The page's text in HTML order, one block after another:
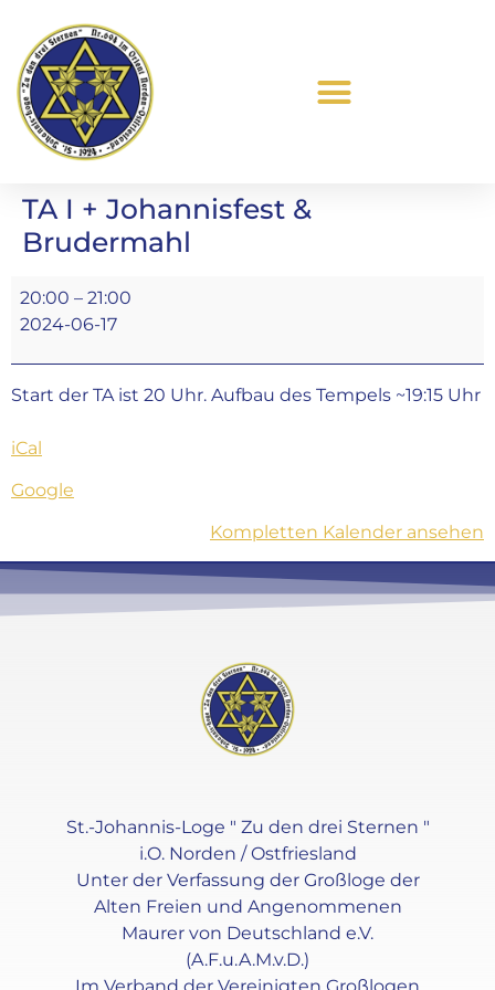
TA I + Johannisfest &
Brudermahl
20:00 – 21:00
2024-06-17
Start der TA ist 20 Uhr. Aufbau des Tempels ~19:15 Uhr
iCal
Google
Kompletten Kalender ansehen
St.-Johannis-Loge " Zu den drei Sternen "
i.O. Norden / Ostfriesland
Unter der Verfassung der Großloge der
Alten Freien und Angenommenen
Maurer von Deutschland e.V.
(A.F.u.A.M.v.D.)